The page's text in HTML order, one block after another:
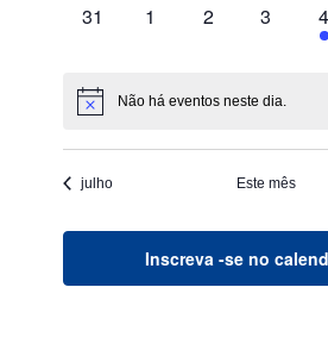
0
31
0
1
0
2
0
eventos,
3
1
4
Não há eventos neste dia.
julho Este mês
Inscreva -se no